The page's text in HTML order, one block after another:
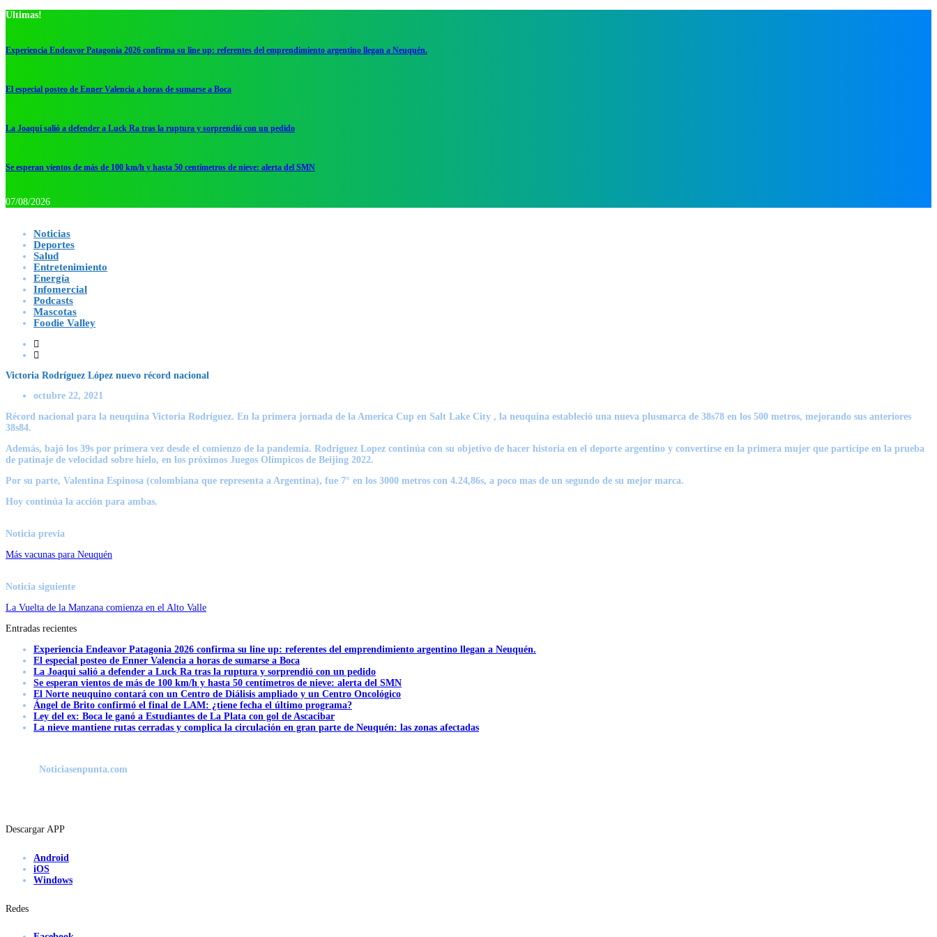
Ultimas!
Experiencia Endeavor Patagonia 2026 confirma su line up: referentes del emprendimiento argentino llegan a Neuquén.
El especial posteo de Enner Valencia a horas de sumarse a Boca
La Joaqui salió a defender a Luck Ra tras la ruptura y sorprendió con un pedido
Se esperan vientos de más de 100 km/h y hasta 50 centímetros de nieve: alerta del SMN
07/08/2026
Noticias
Deportes
Salud
Entretenimiento
Energía
Infomercial
Podcasts
Mascotas
Foodie Valley
Victoria Rodríguez López nuevo récord nacional
octubre 22, 2021
Récord nacional para la neuquina Victoria Rodríguez. En la primera jornada de la America Cup en Salt Lake City , la neuquina estableció una nueva plusmarca de 38s78 en los 500 metros, mejorando sus anteriores
38s84.
Además, bajó los 39s por primera vez desde el comienzo de la pandemia. Rodriguez Lopez continúa con su objetivo de hacer historia en el deporte argentino y convertirse en la primera mujer que participe en la prueba
de patinaje de velocidad sobre hielo, en los próximos Juegos Olímpicos de Beijing 2022.
Por su parte, Valentina Espinosa (colombiana que representa a Argentina), fue 7° en los 3000 metros con 4.24,86s, a poco mas de un segundo de su mejor marca.
Hoy continúa la acción para ambas.
Noticia previa
Más vacunas para Neuquén
Noticia siguiente
La Vuelta de la Manzana comienza en el Alto Valle
Entradas recientes
Experiencia Endeavor Patagonia 2026 confirma su line up: referentes del emprendimiento argentino llegan a Neuquén.
El especial posteo de Enner Valencia a horas de sumarse a Boca
La Joaqui salió a defender a Luck Ra tras la ruptura y sorprendió con un pedido
Se esperan vientos de más de 100 km/h y hasta 50 centímetros de nieve: alerta del SMN
El Norte neuquino contará con un Centro de Diálisis ampliado y un Centro Oncológico
Ángel de Brito confirmó el final de LAM: ¿tiene fecha el último programa?
Ley del ex: Boca le ganó a Estudiantes de La Plata con gol de Ascacibar
La nieve mantiene rutas cerradas y complica la circulación en gran parte de Neuquén: las zonas afectadas
Noticiasenpunta.com
Descargar APP
Android
iOS
Windows
Redes